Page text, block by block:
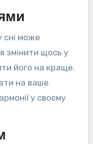
сні може
змінити щось у
його на краще.
на ваше
у своєму